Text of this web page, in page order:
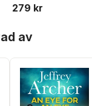
279 kr
av